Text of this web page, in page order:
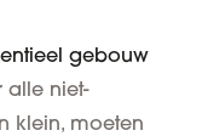
gebouw
alle niet-
klein, moeten